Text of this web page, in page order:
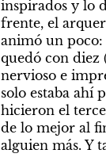
inspirados y lo
frente, el
animó un poco:
quedó con diez
nervioso e
solo estaba ahí
hicieron el
de lo mejor al
alguien más. Y